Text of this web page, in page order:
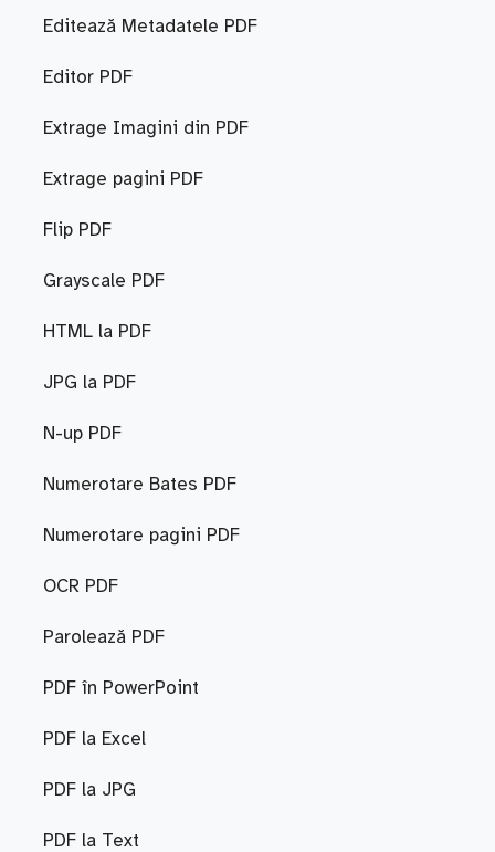
Editează Metadatele PDF
Editor PDF
Extrage Imagini din PDF
Extrage pagini PDF
Flip PDF
Grayscale PDF
HTML la PDF
JPG la PDF
N-up PDF
Numerotare Bates PDF
Numerotare pagini PDF
OCR PDF
Parolează PDF
PDF în PowerPoint
PDF la Excel
PDF la JPG
PDF la Text